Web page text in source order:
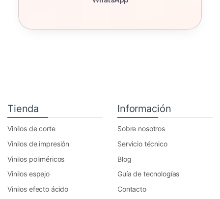
Tienda
Vinilos de corte
Vinilos de impresión
Vinilos poliméricos
Vinilos espejo
Vinilos efecto ácido
Información
Sobre nosotros
Servicio técnico
Blog
Guía de tecnologías
Contacto